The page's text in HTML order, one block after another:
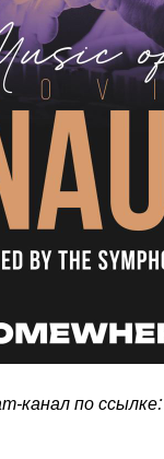
канал по ссылке: